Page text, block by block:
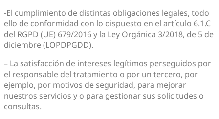
-El cumplimiento de distintas obligaciones legales, todo
ello de conformidad con lo dispuesto en el artículo 6.1.C
del RGPD (UE) 679/2016 y la Ley Orgánica 3/2018, de 5 de
diciembre (LOPDPGDD).
– La satisfacción de intereses legítimos perseguidos por
el responsable del tratamiento o por un tercero, por
ejemplo, por motivos de seguridad, para mejorar
nuestros servicios y o para gestionar sus solicitudes o
consultas.